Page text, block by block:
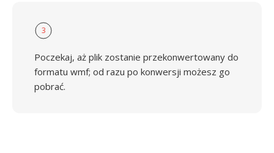
3
Poczekaj, aż plik zostanie przekonwertowany do
formatu wmf; od razu po konwersji możesz go
pobrać.